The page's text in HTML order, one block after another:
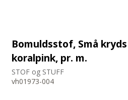
Bomuldsstof, Små
koralpink, pr. m.
STOF og STUFF
vh01973-004